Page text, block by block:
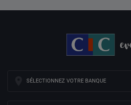
SÉLECTIONNEZ VOTRE BANQUE